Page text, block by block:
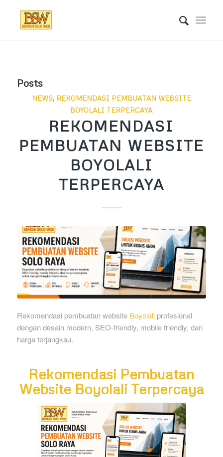
Posts
NEWS, REKOMENDASI PEMBUATAN WEBSITE
BOYOLALI TERPERCAYA
REKOMENDASI
PEMBUATAN WEBSITE
BOYOLALI
TERPERCAYA
Rekomendasi pembuatan website Boyolaliprofesional
dengan desain modern, SEO-friendly, mobile friendly, dan
harga terjangkau.
Rekomendasi Pembuatan
Website Boyolali Terpercaya